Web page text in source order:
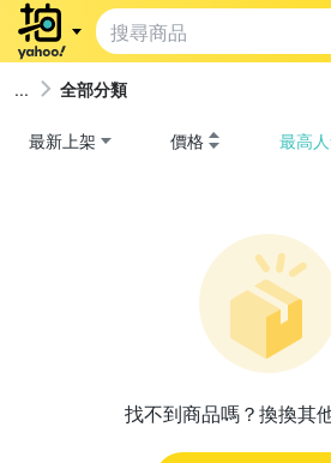
全部分類
最新上架 價格 最高
找不到商品嗎？換換其